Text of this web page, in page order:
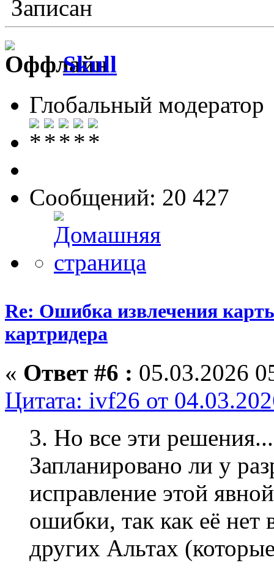
Записан
Skull
Глобальный модератор
Сообщений: 20 427
Re: Ошибка извлечения
картридера
« Ответ #6 : 05.03.2026
Цитата: ivf26 от
3. Но все эти
Запланировано ли у
исправление этой
ошибки, так как её
других Альтах